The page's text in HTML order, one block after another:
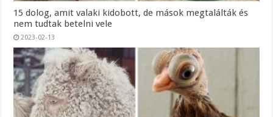
15 dolog, amit valaki kidobott, de mások megtalálták és
nem tudtak betelni vele
2023-02-13